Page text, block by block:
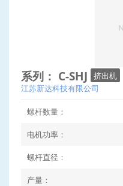
系列： C-SHJ
挤出机
江苏新达科技有限公司
螺杆数量：
电机功率：
螺杆直径：
产量：